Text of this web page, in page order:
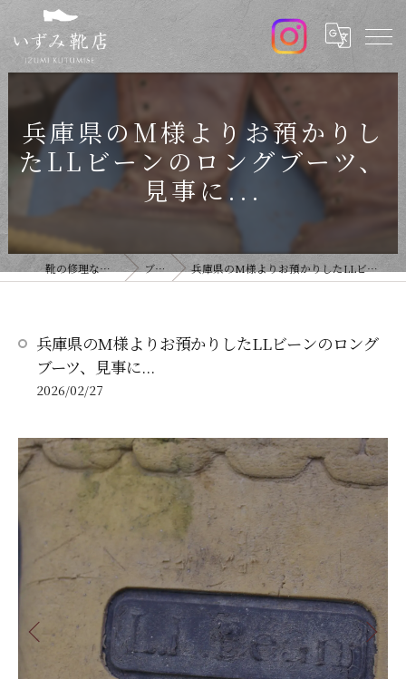
兵庫県のM様よりお預かりし
たLLビーンのロングブーツ、
見事に...
靴の修理ならいずみ靴店 ブログ 兵庫県のM様よりお預かりしたLLビーンのロングブーツ、見事に...
兵庫県のM様よりお預かりしたLLビーンのロング
ブーツ、見事に...
2026/02/27